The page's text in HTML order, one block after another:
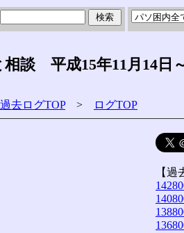
談 平成15年11月14日
去ログTOP> ログTOP
【